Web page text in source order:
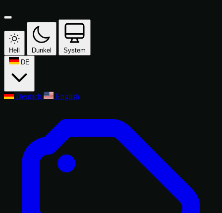
Hell Dunkel
System
DE
Deutsch English